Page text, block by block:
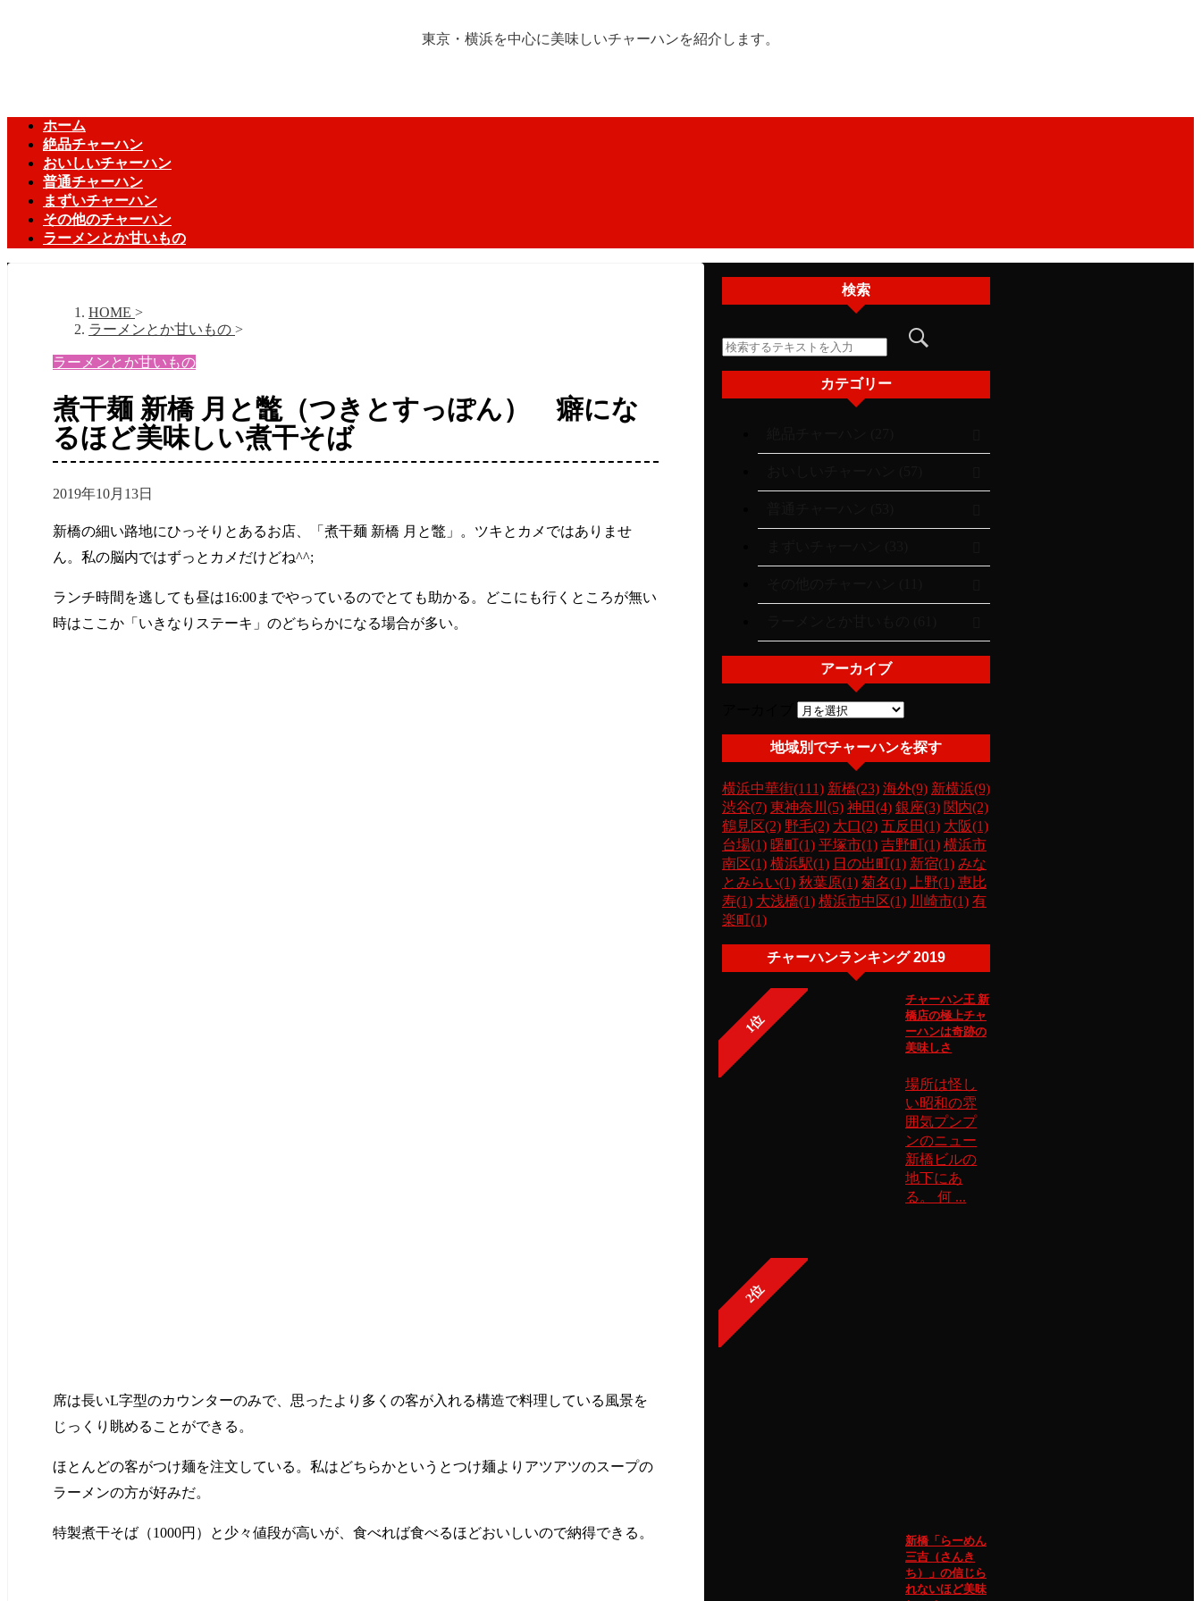
東京・横浜を中心に美味しいチャーハンを紹介します。
ホーム
絶品チャーハン
おいしいチャーハン
普通チャーハン
まずいチャーハン
その他のチャーハン
ラーメンとか甘いもの
HOME >
ラーメンとか甘いもの >
ラーメンとか甘いもの
煮干麺 新橋 月と鼈（つきとすっぽん） 癖にな
るほど美味しい煮干そば
2019年10月13日
新橋の細い路地にひっそりとあるお店、「煮干麺 新橋 月と鼈」。ツキとカメではありませ
ん。私の脳内ではずっとカメだけどね^^;
ランチ時間を逃しても昼は16:00までやっているのでとても助かる。どこにも行くところが無い
時はここか「いきなりステーキ」のどちらかになる場合が多い。
席は長いL字型のカウンターのみで、思ったより多くの客が入れる構造で料理している風景を
じっくり眺めることができる。
ほとんどの客がつけ麺を注文している。私はどちらかというとつけ麺よりアツアツのスープの
ラーメンの方が好みだ。
特製煮干そば（1000円）と少々値段が高いが、食べれば食べるほどおいしいので納得できる。
検索
カテゴリー
アーカイブ
地域別でチャーハンを探す
横浜中華街(111) 新橋(23) 海外(9) 新横浜(9)
渋谷(7) 東神奈川(5) 神田(4) 銀座(3) 関内(2)
鶴見区(2) 野毛(2) 大口(2) 五反田(1) 大阪(1)
台場(1) 曙町(1) 平塚市(1) 吉野町(1) 横浜市
南区(1) 横浜駅(1) 日の出町(1) 新宿(1) みな
とみらい(1) 秋葉原(1) 菊名(1) 上野(1) 恵比
寿(1) 大浅橋(1) 横浜市中区(1) 川崎市(1) 有
楽町(1)
チャーハンランキング 2019
1位
チャーハン王 新
橋店の極上チャ
ーハンは奇跡の
美味しさ
場所は怪し
い昭和の雰
囲気プンプ
ンのニュー
新橋ビルの
地下にあ
る。 何 ...
2位
新橋「らーめん
三吉（さんき
ち）」の信じら
れないほど美味